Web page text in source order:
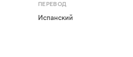
ПЕРЕВОД
Испанский